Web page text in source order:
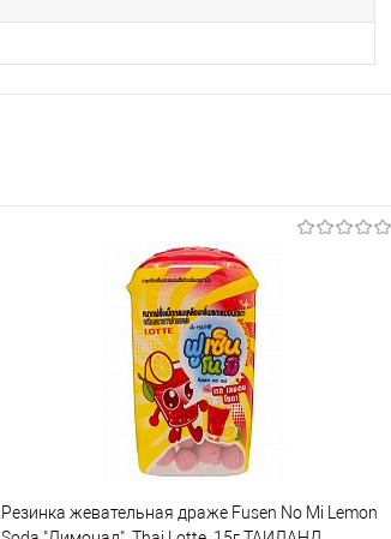
Резинка жевательная драже Fusen No Mi Lemon